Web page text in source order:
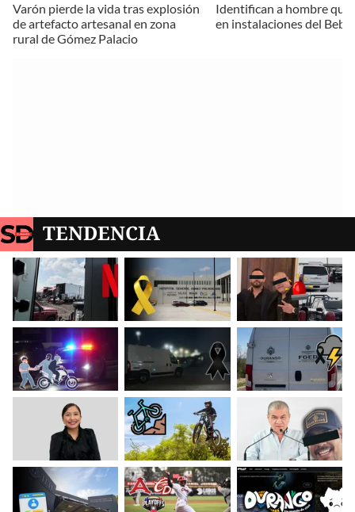
Varón pierde la vida tras explosión
de artefacto artesanal en zona
rural de Gómez Palacio
Identifican a hombre que
en instalaciones del
TENDENCIA